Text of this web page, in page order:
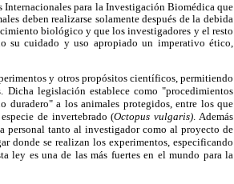
Internacionales para la Investigación Biomédica que
deben realizarse solamente después de la debida
biológico y que los investigadores y el resto
su cuidado y uso apropiado un imperativo ético,
y otros propósitos científicos, permitiendo
legislación establece como "procedimientos
duradero" a los animales protegidos, entre los que
de invertebrado (Octopus vulgaris). Además
personal tanto al investigador como al proyecto de
donde se realizan los experimentos, especificando
ley es una de las más fuertes en el mundo para la